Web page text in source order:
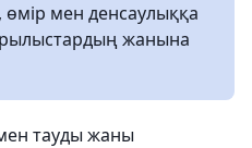
өмір мен денсаулыққа
жанына
тауды жаны